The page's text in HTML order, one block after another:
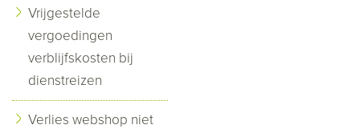
Vrijgestelde
vergoedingen
verblijfskosten bij
dienstreizen
Verlies webshop niet